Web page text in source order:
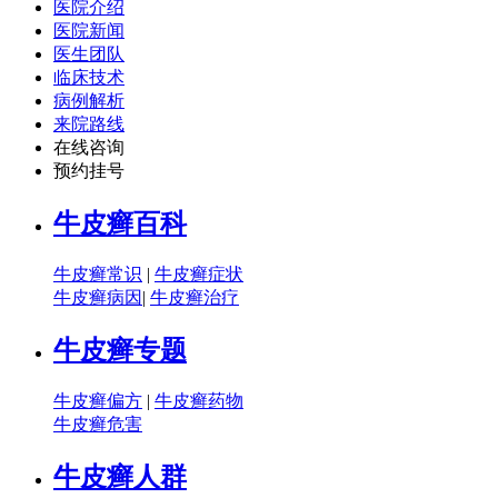
医院介绍
医院新闻
医生团队
临床技术
病例解析
来院路线
在线咨询
预约挂号
牛皮癣百科
牛皮癣常识 | 牛皮癣症状
牛皮癣病因 | 牛皮癣治疗
牛皮癣专题
牛皮癣偏方 | 牛皮癣药物
牛皮癣危害
牛皮癣人群